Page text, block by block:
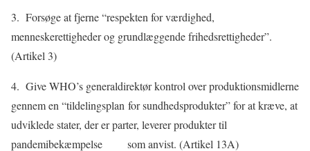
3. Forsøge at fjerne “respekten for værdighed,
menneskerettigheder og grundlæggende frihedsrettigheder”.
(Artikel 3)
4. Give WHO’s generaldirektør kontrol over produktionsmidlerne
gennem en “tildelingsplan for sundhedsprodukter” for at kræve, at
udviklede stater, der er parter, leverer produkter til
pandemibekæmpelse som anvist. (Artikel 13A)